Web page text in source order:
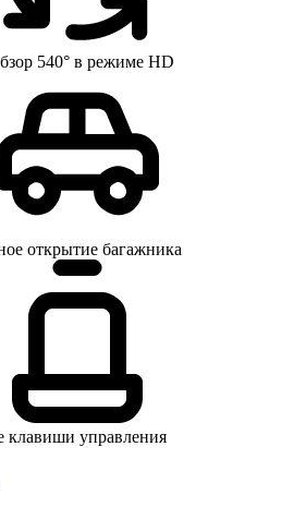
540° в режиме HD
открытие багажника
клавиши управления